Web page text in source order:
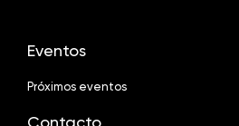
Eventos
Próximos eventos
Contacto